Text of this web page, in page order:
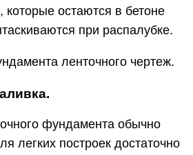
которые остаются в бетоне
при распалубке.
ленточного чертеж.
фундамента обычно
легких построек достаточно